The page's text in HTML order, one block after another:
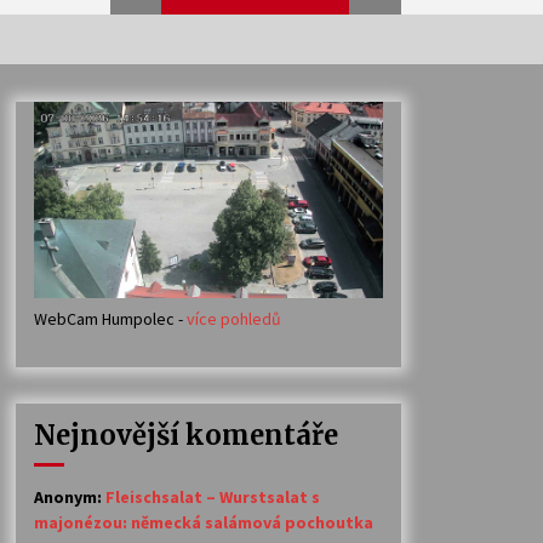
Veselí muzikanti
30. 7. 2026
Votavžatský ploty
23. 7. 2026
14. 7. 2026
30. 6. 2026
WebCam Humpolec -více pohledů
Nejnovější komentáře
Anonym: Fleischsalat – Wurstsalat s
majonézou: německá salámová pochoutka